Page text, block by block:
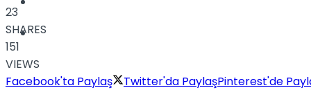
Podcast
23
SHARES
151
VIEWS
Facebook'ta Paylaş
Twitter'da PaylaşPinterest'de